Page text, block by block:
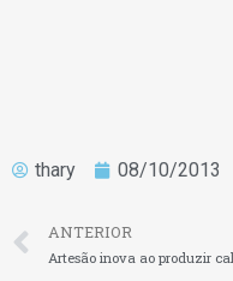
thary 08/10/2013
ANTERIOR